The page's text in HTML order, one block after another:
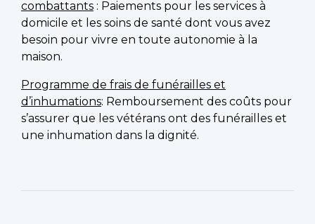
combattants : Paiements pour les services à
domicile et les soins de santé dont vous avez
besoin pour vivre en toute autonomie à la
maison.
Programme de frais de funérailles et
d’inhumations: Remboursement des coûts pour
s’assurer que les vétérans ont des funérailles et
une inhumation dans la dignité.